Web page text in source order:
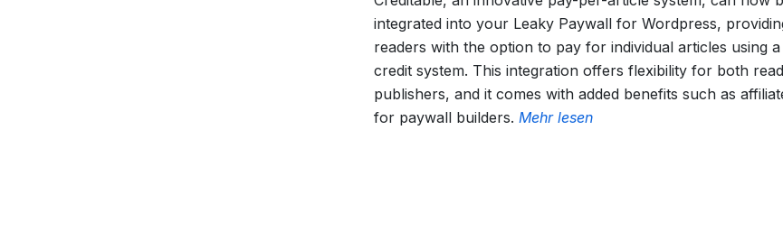
integrated into your Leaky Paywall for Wordpress,
readers with the option to pay for individual articles using
credit system. This integration offers flexibility for both
publishers, and it comes with added benefits such as
for paywall builders. Mehr lesen